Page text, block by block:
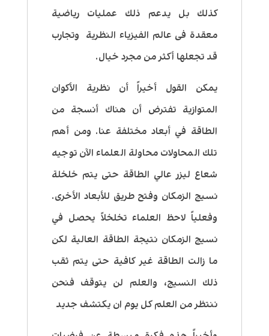
كذلك بل يدعم ذلك عمليات رياضية
معقدة فى عالم الفيزياء النظرية وتجارب
قد تجعلها أكثر من مجرد خيال.
يمكن القول أخيراً أن نظرية الأكوان
المتوازية تفترض أن هناك أنسجة من
الطاقة في أبعاد مختلفة عنا. ومن أهم
تلك المحاولات محاولة العلماء الآن توجيه
شعاع ليزر عالي الطاقة حتى يتم خلخلة
نسيج الزمكان وفتح طريق للأبعاد الأخرى.
وفعلياً لاحظ العلماء تخلخلاً يحصل في
نسيج الزمكان نتيجة الطاقة العالية لكن
ما زالت الطاقة غير كافية حتى يتم ثقب
ذلك النسيج، والعلم لن يتوقف فنحن
ننتظر من العلم كل يوم ان يكتشف جديد